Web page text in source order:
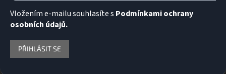
Vložením e-mailu souhlasíte s Podmínkami ochrany
osobních údajů.
PŘIHLÁSIT SE